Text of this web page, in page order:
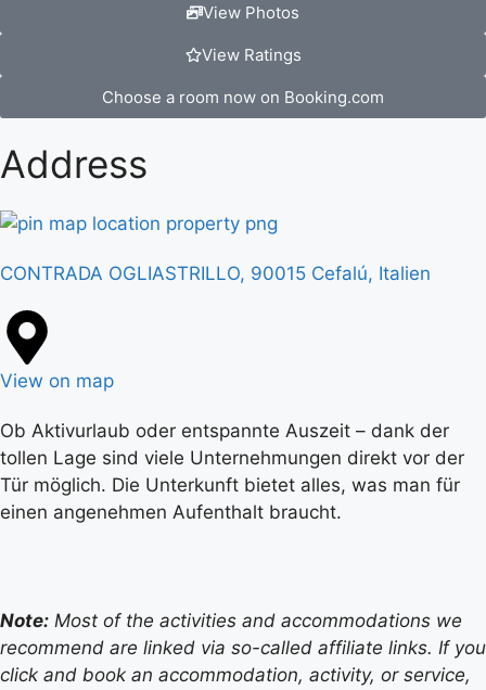
View Photos
View Ratings
Choose a room now on Booking.com
Address
CONTRADA OGLIASTRILLO, 90015 Cefalú, Italien
View on map
Ob Aktivurlaub oder entspannte Auszeit – dank der
tollen Lage sind viele Unternehmungen direkt vor der
Tür möglich. Die Unterkunft bietet alles, was man für
einen angenehmen Aufenthalt braucht.
Note: Most of the activities and accommodations we
recommend are linked via so-called affiliate links. If you
click and book an accommodation, activity, or service,